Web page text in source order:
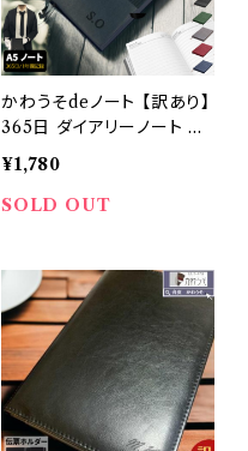
かわうそdeノート 【訳あり】
365日 ダイアリーノート A5
対応 a5 記録 1年間 手帳
スケジュール おしゃれ 高級
感 ビジネス お洒落 PUレザ
¥1,780
SOLD OUT